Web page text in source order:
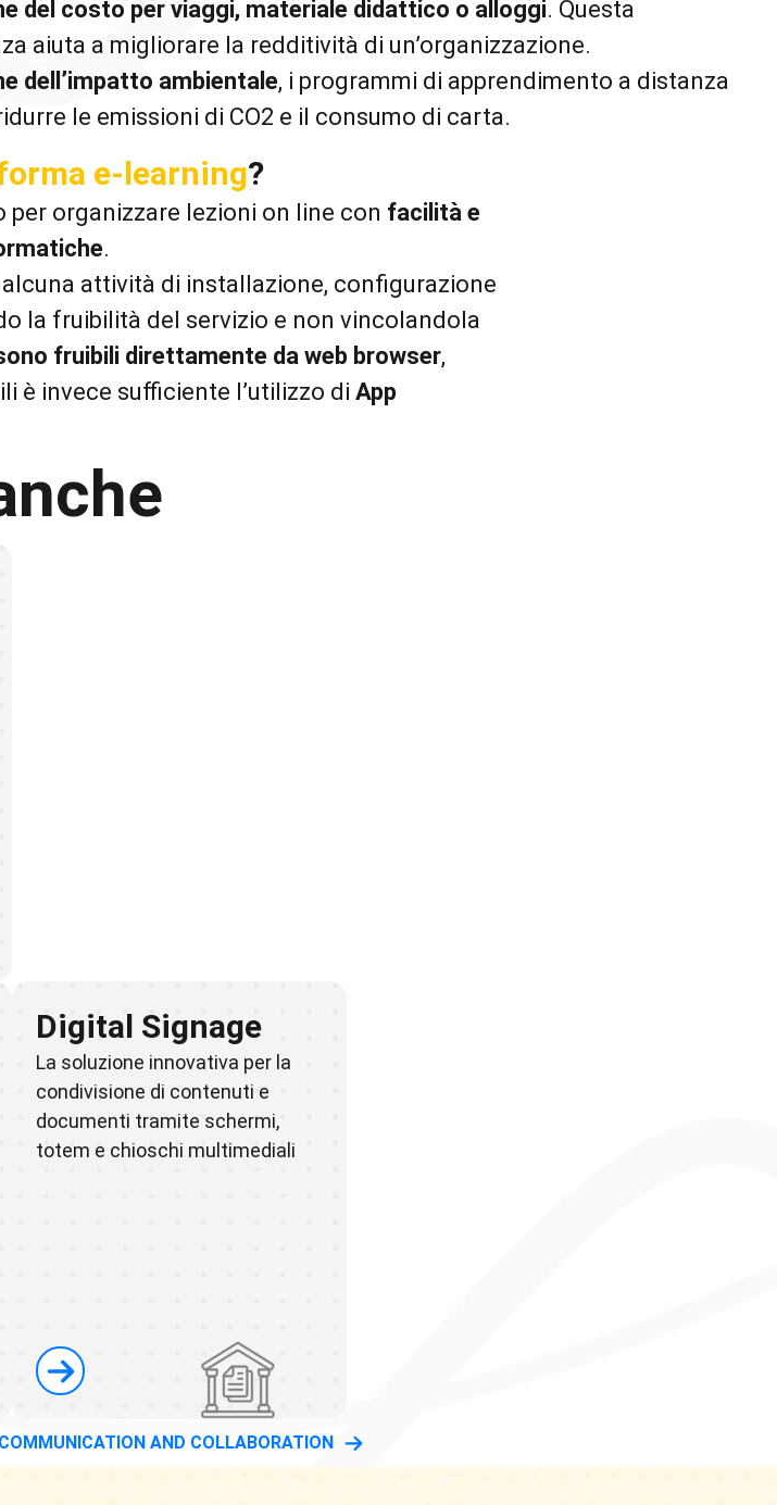
del costo per viaggi, materiale didattico o alloggi. Questa
aiuta a migliorare la redditività di un’organizzazione.
dell’impatto ambientale, i programmi di apprendimento a distanza
le emissioni di CO2 e il consumo di carta.
e-learning?
organizzare lezioni on line con facilità e
.
attività di installazione, configurazione
la fruibilità del servizio e non vincolandola
fruibili direttamente da web browser,
è invece sufficiente l’utilizzo di App
Digital Signage
La soluzione innovativa per la
condivisione di contenuti e
documenti tramite schermi,
totem e chioschi multimediali
AND COLLABORATION